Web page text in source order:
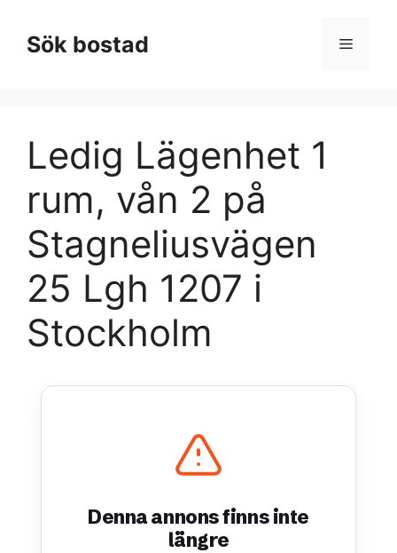
innehållSök bostad Meny
Ledig Lägenhet 1
rum, vån 2 på
Stagneliusvägen
25 Lgh 1207 i
Stockholm
Denna annons finns inte
längre